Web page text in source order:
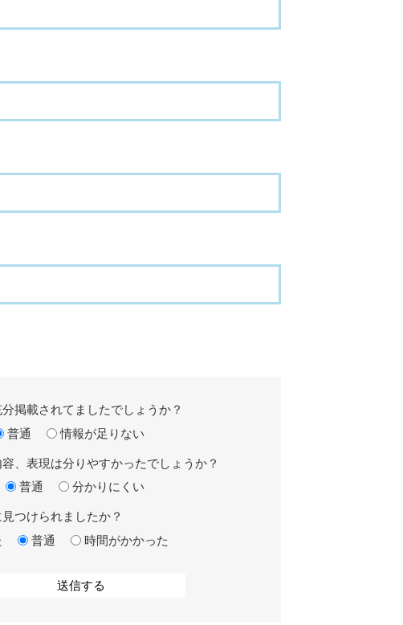
掲載されてましたでしょうか？
普通 情報が足りない
、表現は分りやすかったでしょうか？
普通 分かりにくい
つけられましたか？
普通 時間がかかった